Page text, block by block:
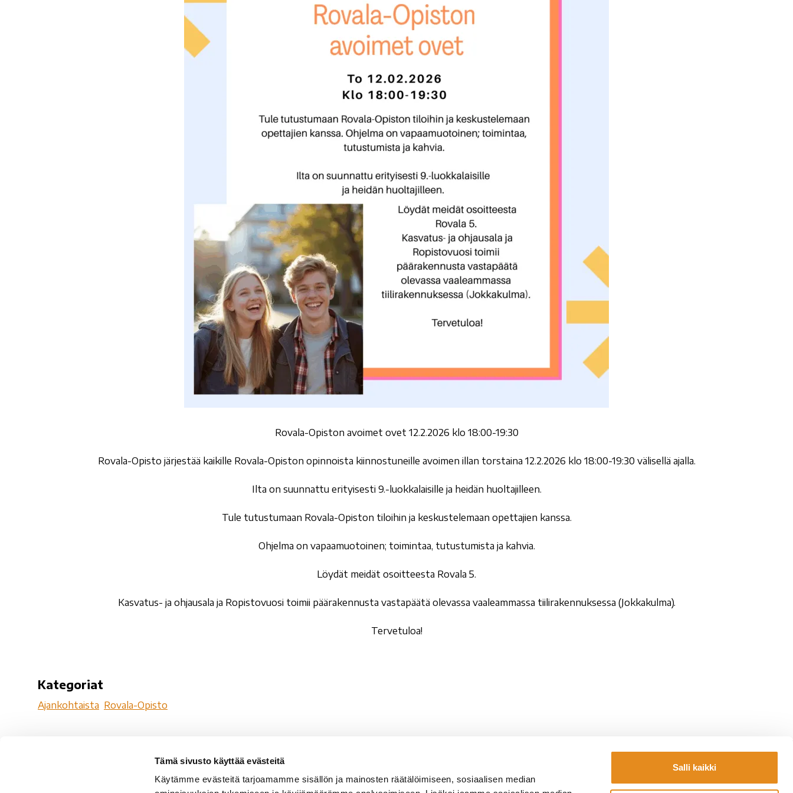
Tämä sivusto käyttää evästeitä
Käytämme evästeitä tarjoamamme sisällön ja mainosten räätälöimiseen, sosiaalisen median
Salli kaikki
Rovala-Opiston avoimet ovet 12.2.2026 klo 18:00-19:30
Rovala-Opisto järjestää kaikille Rovala-Opiston opinnoista kiinnostuneille avoimen illan torstaina 12.2.2026 klo 18:00-19:30 välisellä ajalla.
Ilta on suunnattu erityisesti 9.-luokkalaisille ja heidän huoltajilleen.
Tule tutustumaan Rovala-Opiston tiloihin ja keskustelemaan opettajien kanssa.
Ohjelma on vapaamuotoinen; toimintaa, tutustumista ja kahvia.
Löydät meidät osoitteesta Rovala 5.
Kasvatus- ja ohjausala ja Ropistovuosi toimii päärakennusta vastapäätä olevassa vaaleammassa tiilirakennuksessa (Jokkakulma).
Tervetuloa!
Kategoriat
Ajankohtaista Rovala-Opisto
Rovalan Setlementti ry
Rovala 5
Sähköpostit
etunimi.sukunimi@rovala.fi